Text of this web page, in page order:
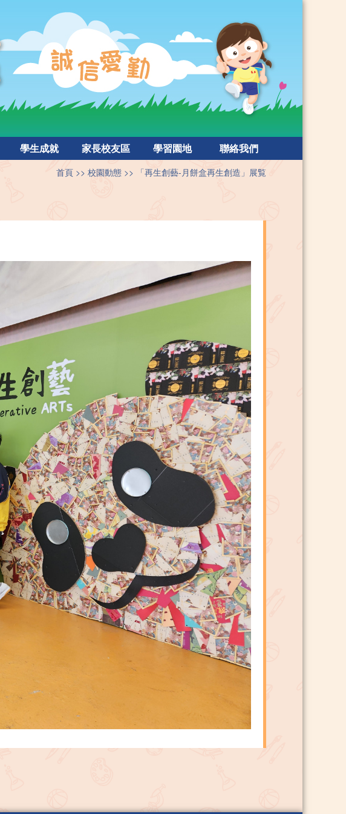
學生成就 家長校友區 學習園地 聯絡我們
首頁 校園動態 「再生創藝-月餅盒再生創造」展覧